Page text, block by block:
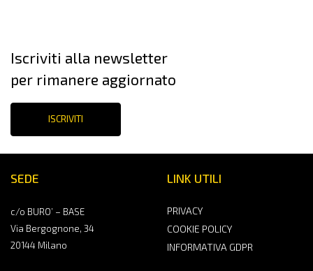
SEDE
c/o BURO’ – BASE
Via Bergognone, 34
20144 Milano
LINK UTILI
PRIVACY
COOKIE POLICY
INFORMATIVA GDPR
Iscriviti alla newsletter
per rimanere aggiornato
ISCRIVITI